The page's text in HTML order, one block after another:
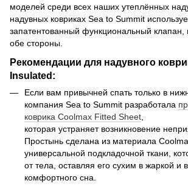
моделей среди всех наших утеплённых
надувных ковриках Sea to Summit
запатентованный функциональный клапан,
обе стороны.
Рекомендации для надувного
Insulated:
Если вам привычней спать только в
компания Sea to Summit разработала
коврика Coolmax Fitted Sheet
которая устраняет возникновение
Простынь сделана из материала
универсальной подкладочной ткани,
от тела, оставляя его сухим в жаркой и
комфортного сна.